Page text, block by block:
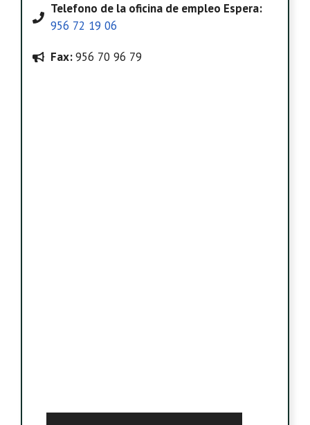
Telefono de la oficina de empleo Espera:
956 72 19 06
Fax:956 70 96 79